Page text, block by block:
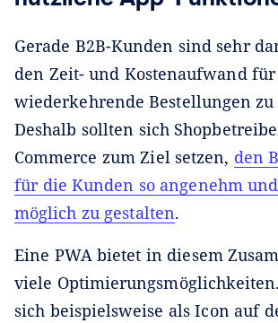
Gerade B2B-Kunden sind sehr
den Zeit- und Kostenaufwand für
wiederkehrende Bestellungen
Deshalb sollten sich
Commerce zum Ziel setzen, den
für die Kunden so angenehm
möglich zu gestalten.
Eine PWA bietet in diesem
viele
sich beispielsweise als Icon auf